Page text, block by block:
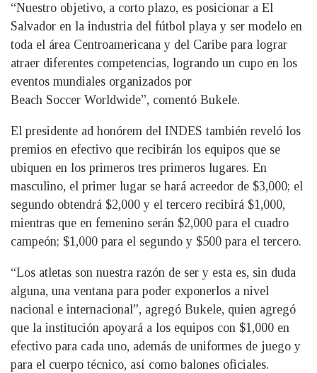
“Nuestro objetivo, a corto plazo, es posicionar a El
Salvador en la industria del fútbol playa y ser modelo en
toda el área Centroamericana y del Caribe para lograr
atraer diferentes competencias, logrando un cupo en los
eventos mundiales organizados por
Beach Soccer Worldwide”, comentó Bukele.
El presidente ad honórem del INDES también reveló los
premios en efectivo que recibirán los equipos que se
ubiquen en los primeros tres primeros lugares. En
masculino, el primer lugar se hará acreedor de $3,000; el
segundo obtendrá $2,000 y el tercero recibirá $1,000,
mientras que en femenino serán $2,000 para el cuadro
campeón; $1,000 para el segundo y $500 para el tercero.
“Los atletas son nuestra razón de ser y esta es, sin duda
alguna, una ventana para poder exponerlos a nivel
nacional e internacional”, agregó Bukele, quien agregó
que la institución apoyará a los equipos con $1,000 en
efectivo para cada uno, además de uniformes de juego y
para el cuerpo técnico, así como balones oficiales.